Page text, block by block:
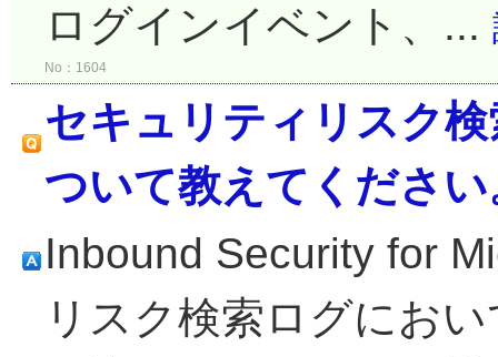
ログインイベント、...
No：1604
セキュリティリスク
ついて教えてください
Inbound Security for
リスク検索ログにお